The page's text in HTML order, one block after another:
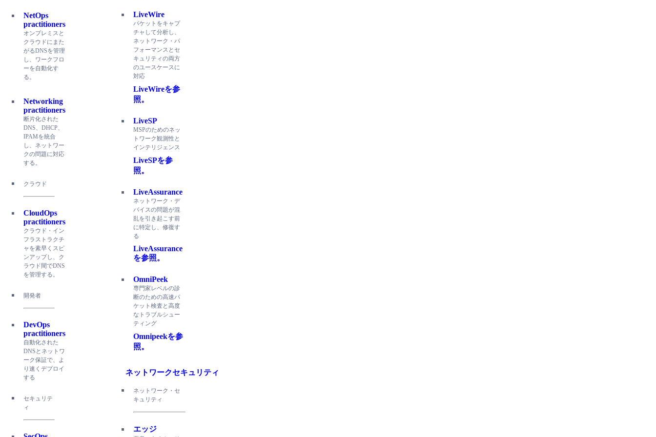
NetOps
practitioners
オンプレミスと
クラウドにまた
がるDNSを管理
し、ワークフロ
ーを自動化す
る。
Networking
practitioners
断片化された
DNS、DHCP、
IPAMを統合
し、ネットワー
クの問題に対応
する。
クラウド
CloudOps
practitioners
クラウド・イン
フラストラクチ
ャを素早くスピ
ンアップし、ク
ラウド間でDNS
を管理する。
開発者
DevOps
practitioners
自動化された
DNSとネットワ
ーク保証で、よ
り速くデプロイ
する
セキュリテ
ィ
LiveWire
パケットをキャプ
チャして分析し、
ネットワーク・パ
フォーマンスとセ
キュリティの両方
のユースケースに
対応
LiveWireを参
照。
LiveSP
MSPのためのネッ
トワーク観測性と
インテリジェンス
LiveSPを参
照。
LiveAssurance
ネットワーク・デ
バイスの問題が混
乱を引き起こす前
に特定し、修復す
る
LiveAssurance
を参照。
OmniPeek
専門家レベルの診
断のための高速パ
ケット検査と高度
なトラブルシュー
ティング
Omnipeekを参
照。
ネットワークセキュリティ
ネットワーク・セ
キュリティ
エッジ